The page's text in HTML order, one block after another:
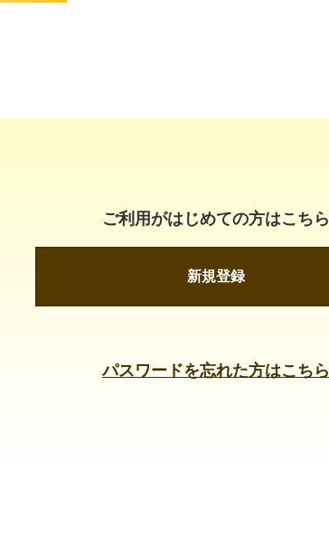
ご利用がはじめての方はこちら
新規登録
パスワードを忘れた方はこちら